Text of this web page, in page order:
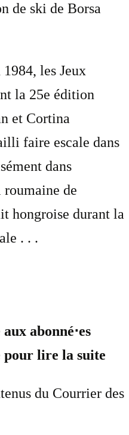
de ski de Borsa
les Jeux
la 25e édition
et Cortina
faire escale dans
dans
de
hongroise durant la
. . .
abonné⋅es
pour lire la suite
du Courrier des